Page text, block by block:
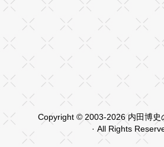
Copyright © 2003-2026 内田博史
· All Rights